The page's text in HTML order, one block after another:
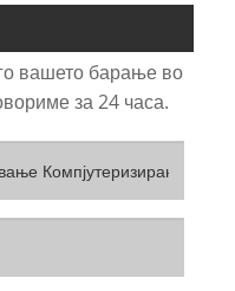
вашето барање во
за 24 часа.